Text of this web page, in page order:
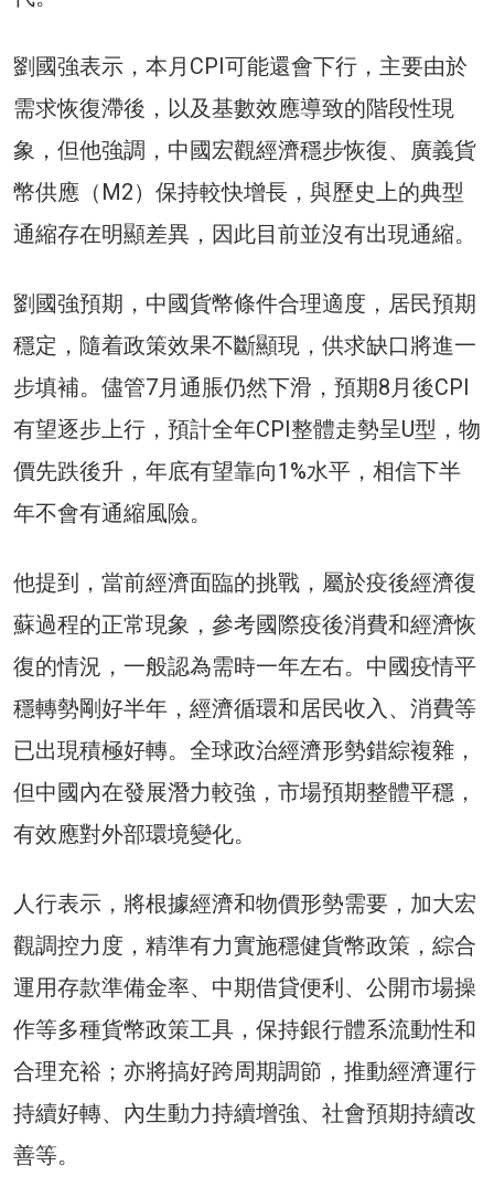
劉國強表示，本月CPI可能還會下行，主要由於
需求恢復滯後，以及基數效應導致的階段性現
象，但他強調，中國宏觀經濟穩步恢復、廣義貨
幣供應（M2）保持較快增長，與歷史上的典型
通縮存在明顯差異，因此目前並沒有出現通縮。
劉國強預期，中國貨幣條件合理適度，居民預期
穩定，隨着政策效果不斷顯現，供求缺口將進一
步填補。儘管7月通脹仍然下滑，預期8月後CPI
有望逐步上行，預計全年CPI整體走勢呈U型，物
價先跌後升，年底有望靠向1%水平，相信下半
年不會有通縮風險。
他提到，當前經濟面臨的挑戰，屬於疫後經濟復
蘇過程的正常現象，參考國際疫後消費和經濟恢
復的情況，一般認為需時一年左右。中國疫情平
穩轉勢剛好半年，經濟循環和居民收入、消費等
已出現積極好轉。全球政治經濟形勢錯綜複雜，
但中國內在發展潛力較強，市場預期整體平穩，
有效應對外部環境變化。
人行表示，將根據經濟和物價形勢需要，加大宏
觀調控力度，精準有力實施穩健貨幣政策，綜合
運用存款準備金率、中期借貸便利、公開市場操
作等多種貨幣政策工具，保持銀行體系流動性和
合理充裕；亦將搞好跨周期調節，推動經濟運行
持續好轉、內生動力持續增強、社會預期持續改
善等。